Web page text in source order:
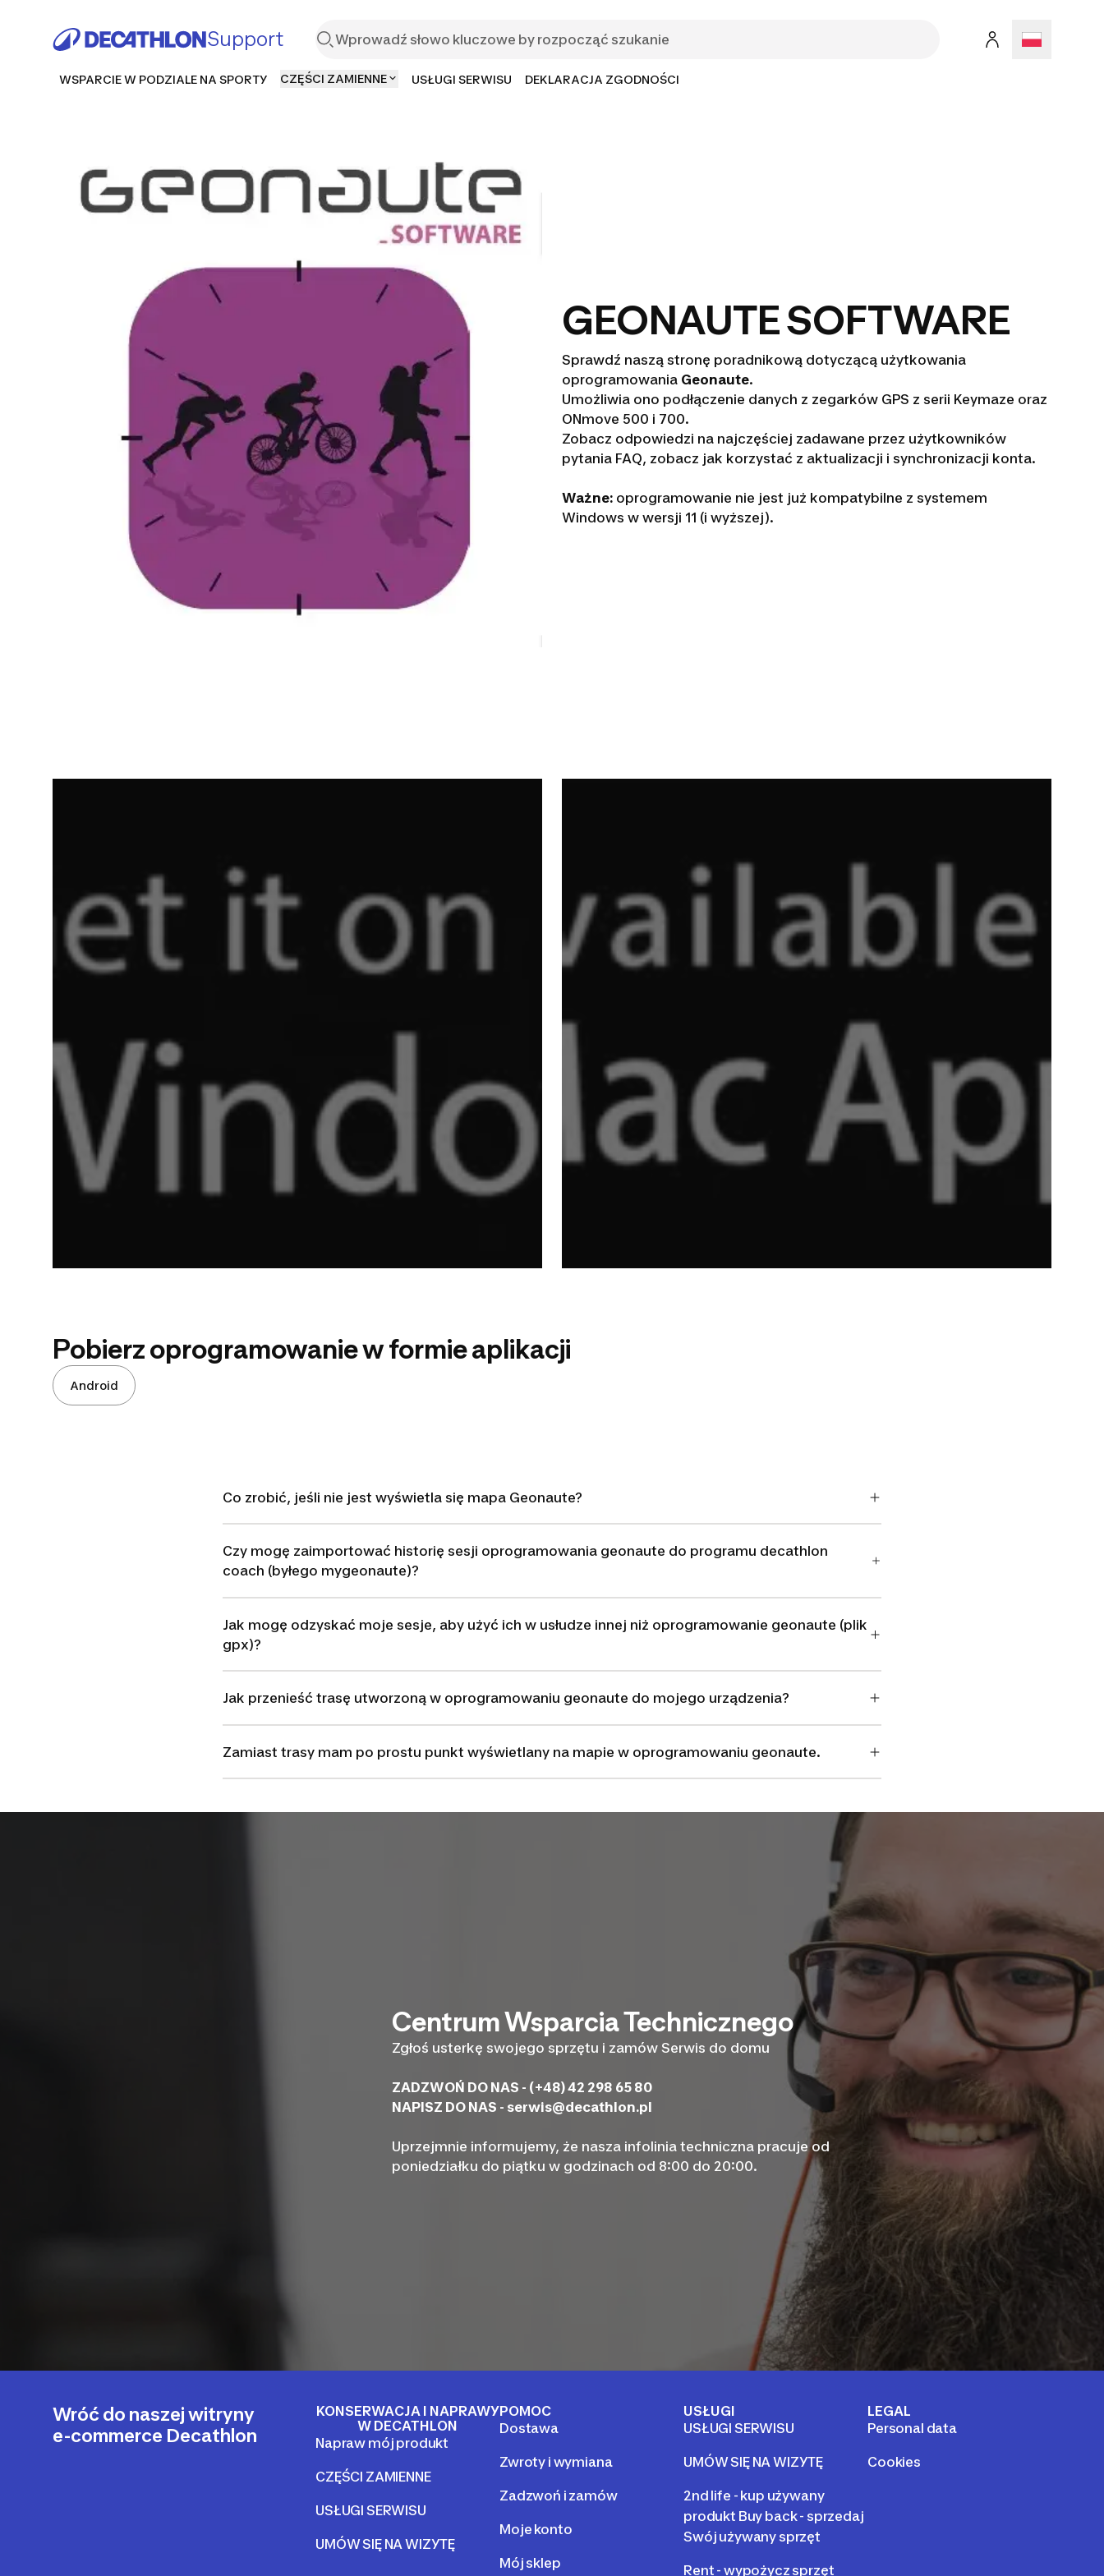
Support
WSPARCIE W PODZIALE NA SPORTY CZĘŚCI ZAMIENNE USŁUGI SERWISU DEKLARACJA ZGODNOŚCI
GEONAUTE SOFTWARE
Sprawdź naszą stronę poradnikową dotyczącą użytkowania
oprogramowania Geonaute.
Umożliwia ono podłączenie danych z zegarków GPS z serii Keymaze oraz
ONmove 500 i 700.
Zobacz odpowiedzi na najczęściej zadawane przez użytkowników
pytania FAQ, zobacz jak korzystać z aktualizacji i synchronizacji konta.
Ważne:oprogramowanie nie jest już kompatybilne z systemem
Windows w wersji 11 (i wyższej).
Pobierz oprogramowanie w formie aplikacji
Android
Co zrobić, jeśli nie jest wyświetla się mapa Geonaute?
Czy mogę zaimportować historię sesji oprogramowania geonaute do programu decathlon
coach (byłego mygeonaute)?
Jak mogę odzyskać moje sesje, aby użyć ich w usłudze innej niż oprogramowanie geonaute (plik
gpx)?
Jak przenieść trasę utworzoną w oprogramowaniu geonaute do mojego urządzenia?
Zamiast trasy mam po prostu punkt wyświetlany na mapie w oprogramowaniu geonaute.
Centrum Wsparcia Technicznego
Zgłoś usterkę swojego sprzętu i zamów Serwis do domu
ZADZWOŃ DO NAS - (+48) 42 298 65 80
NAPISZ DO NAS - serwis@decathlon.pl
Uprzejmnie informujemy, że nasza infolinia techniczna pracuje od
poniedziałku do piątku w godzinach od 8:00 do 20:00.
Wróć do naszej witryny
e-commerce Decathlon
KONSERWACJA I NAPRAWY
W DECATHLON
Napraw mój produkt
CZĘŚCI ZAMIENNE
USŁUGI SERWISU
UMÓW SIĘ NA WIZYTĘ
POMOC
Dostawa
Zwroty i wymiana
Zadzwoń i zamów
Moje konto
Mój sklep
USŁUGI
USŁUGI SERWISU
UMÓW SIĘ NA WIZYTĘ
2nd life - kup używany
produkt Buy back - sprzedaj
Swój używany sprzęt
Rent - wypożycz sprzęt
LEGAL
Personal data
Cookies